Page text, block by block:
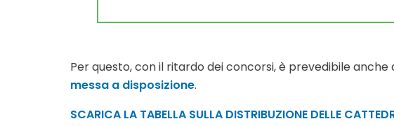
Per questo, con il ritardo dei concorsi, è prevedibile
messa a disposizione.
SCARICA LA TABELLA SULLA DISTRIBUZIONE DELLE